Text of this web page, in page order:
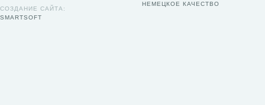
СОЗДАНИЕ САЙТА:
SMARTSOFT
НЕМЕЦКОЕ КАЧЕСТВО